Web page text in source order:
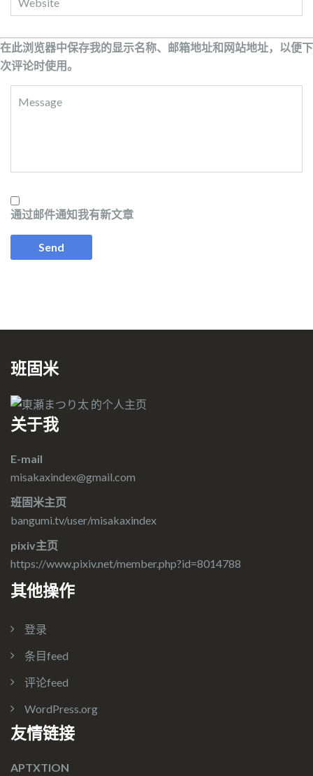
在此浏览器中保存我的显示名称、邮箱地址和网站地址，以便下
次评论时使用。
通过邮件通知我有新文章
班固米
关于我
E-mail
misakaxindex@gmail.com
班固米主页
bangumi.tv/user/misakaxindex
pixiv主页
https://www.pixiv.net/member.php?id=8014788
其他操作
登录
条目feed
评论feed
WordPress.org
友情链接
APTXTION